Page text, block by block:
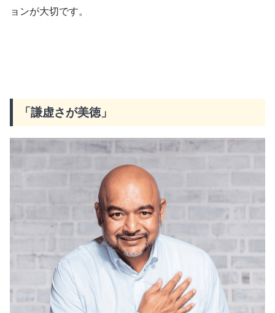
ョンが大切です。
「謙虚さが美徳」